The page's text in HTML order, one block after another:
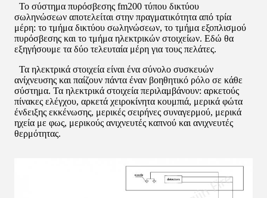
Το σύστημα πυρόσβεσης fm200 τύπου δικτύου
σωληνώσεων αποτελείται στην πραγματικότητα από τρία
μέρη: το τμήμα δικτύου σωληνώσεων, το τμήμα εξοπλισμού
πυρόσβεσης και το τμήμα ηλεκτρικών στοιχείων. Εδώ θα
εξηγήσουμε τα δύο τελευταία μέρη για τους πελάτες.
Τα ηλεκτρικά στοιχεία είναι ένα σύνολο συσκευών
ανίχνευσης και παίζουν πάντα έναν βοηθητικό ρόλο σε κάθε
σύστημα. Τα ηλεκτρικά στοιχεία περιλαμβάνουν: αρκετούς
πίνακες ελέγχου, αρκετά χειροκίνητα κουμπιά, μερικά φώτα
ένδειξης εκκένωσης, μερικές σειρήνες συναγερμού, μερικά
ηχεία με φως, μερικούς ανιχνευτές καπνού και ανιχνευτές
θερμότητας.